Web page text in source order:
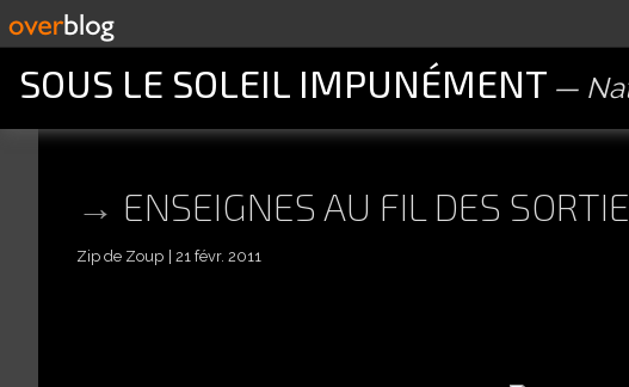
SOUS LE SOLEIL IMPUNÉMENT
ENSEIGNES AU FIL DES
Zip de Zoup 21 févr. 2011